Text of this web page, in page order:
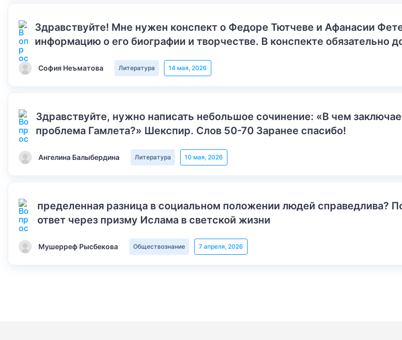
Здравствуйте! Мне нужен конспект о Федоре Тютчеве и Афанасии
информацию о его биографии и творчестве. В конспекте обязательно
София Неъматова Литература 14 мая, 2026
Здравствуйте, нужно написать небольшое сочинение: «В чем
проблема Гамлета?» Шекспир. Слов 50-70 Заранее спасибо!
Ангелина Балыбердина Литература 10 мая, 2026
пределенная разница в социальном положении людей справедлива?
ответ через призму Ислама в светской жизни
Мушерреф Рысбекова Обществознание 7 апреля, 2026